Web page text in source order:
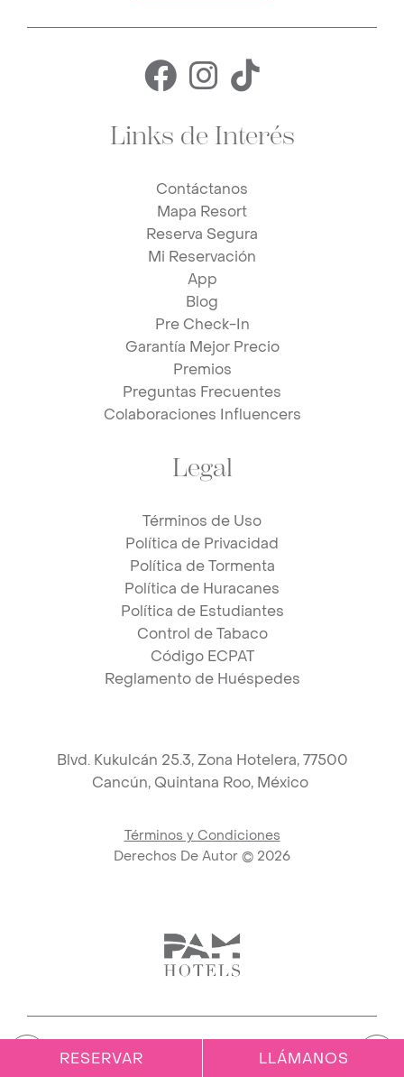
Facebook for
Instagram
TikTok
Links de Interés
Contáctanos
Mapa Resort
Reserva Segura
Mi Reservación
App
Blog
Pre Check-In
Garantía Mejor Precio
Premios
Preguntas Frecuentes
Colaboraciones Influencers
Legal
Términos de Uso
Política de Privacidad
Política de Tormenta
Política de Huracanes
Política de Estudiantes
Control de Tabaco
Código ECPAT
Reglamento de Huéspedes
Blvd. Kukulcán 25.3, Zona Hotelera, 77500
Cancún, Quintana Roo, México
Términos y Condiciones
Derechos De Autor © 2026
RESERVAR LLÁMANOS